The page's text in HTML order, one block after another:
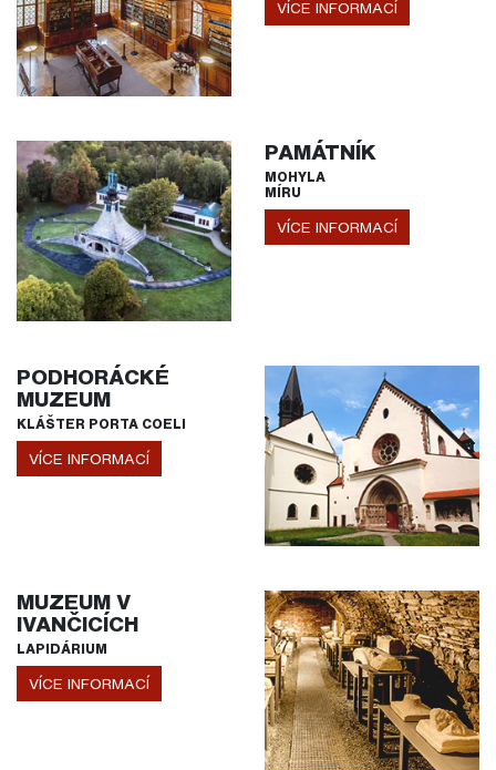
VÍCE INFORMACÍ
PAMÁTNÍK
MOHYLA
MÍRU
VÍCE INFORMACÍ
PODHORÁCKÉ
MUZEUM
KLÁŠTER PORTA COELI
VÍCE INFORMACÍ
MUZEUM V
IVANČICÍCH
LAPIDÁRIUM
VÍCE INFORMACÍ